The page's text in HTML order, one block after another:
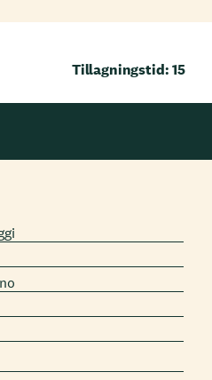
Tillagningstid: 15